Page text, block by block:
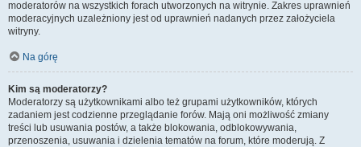
moderatorów na wszystkich forach utworzonych na witrynie. Zakres uprawnień
moderacyjnych uzależniony jest od uprawnień nadanych przez założyciela
witryny.
Na górę
Kim są moderatorzy?
Moderatorzy są użytkownikami albo też grupami użytkowników, których
zadaniem jest codzienne przeglądanie forów. Mają oni możliwość zmiany
treści lub usuwania postów, a także blokowania, odblokowywania,
przenoszenia, usuwania i dzielenia tematów na forum, które moderują. Z